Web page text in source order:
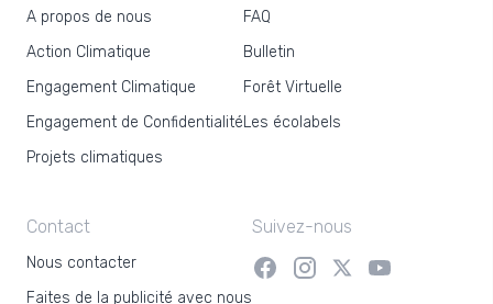
A propos de nous
Action Climatique
Engagement Climatique
Engagement de Confidentialité
Projets climatiques
FAQ
Bulletin
Forêt Virtuelle
Les écolabels
Contact
Nous contacter
Faites de la publicité avec nous
Suivez-nous